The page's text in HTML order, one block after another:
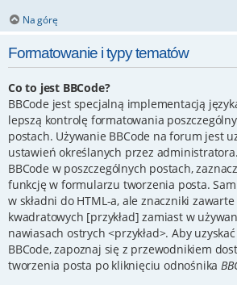
Na górę
Formatowanie i typy tematów
Co to jest BBCode?
BBCode jest specjalną implementacją
lepszą kontrolę formatowania
postach. Używanie BBCode na forum jest
ustawień określanych przez
BBCode w poszczególnych postach,
funkcję w formularzu tworzenia posta.
w składni do HTML-a, ale znaczniki
kwadratowych [przykład] zamiast w
nawiasach ostrych <przykład>. Aby
BBCode, zapoznaj się z przewodnikiem
tworzenia posta po kliknięciu odnośnika